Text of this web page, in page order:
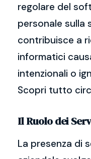
regolare del
personale sulla
contribuisce a
informatici
intenzionali o
Scopri tutto
Il Ruolo dei
La presenza di